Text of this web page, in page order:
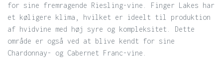
for sine fremragende Riesling-vine. Finger Lakes har
et køligere klima, hvilket er ideelt til produktion
af hvidvine med høj syre og kompleksitet. Dette
område er også ved at blive kendt for sine
Chardonnay- og Cabernet Franc-vine.